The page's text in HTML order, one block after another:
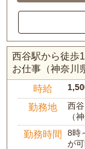
西谷駅から徒歩
お仕事（神奈川
時給
勤務地
西
（
勤務時間
8時
が